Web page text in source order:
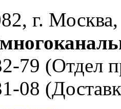
г.
79 (Отдел
08